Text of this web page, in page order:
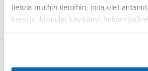
tietoja muihin tietoihin, joita olet
kerätty, kun olet käyttänyt heidän
ja asennus onnistuu helposti
asennusohjeisiin.
Kotimainen laatutuote – 5
SOLAR Terassikaihdin
Suomessa ja sille on
Saattaisit olla kiinnostunut